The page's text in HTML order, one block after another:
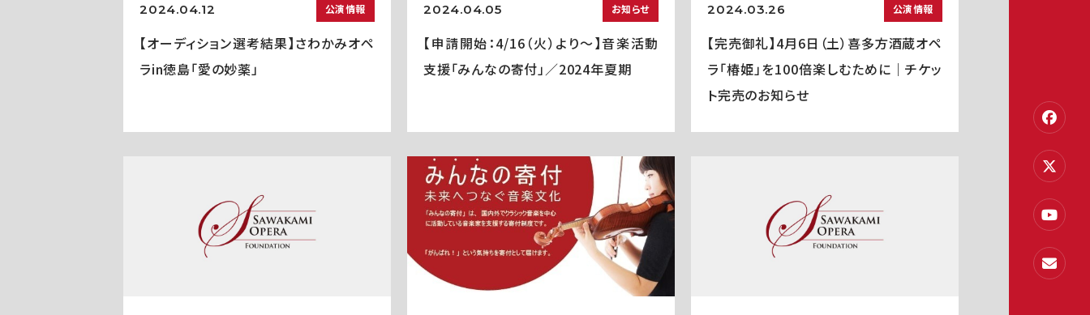
2024.04.12 公演情報
【オーディション選考結果】さわかみオペ
ラin徳島「愛の妙薬」
2024.04.05 お知らせ
【申請開始：4/16（火）より～】音楽活動
支援「みんなの寄付」／2024年夏期
2024.03.26 公演情報
【完売御礼】4月6日（土）喜多方酒蔵オペ
ラ「椿姫」を100倍楽しむために｜チケッ
ト完売のお知らせ